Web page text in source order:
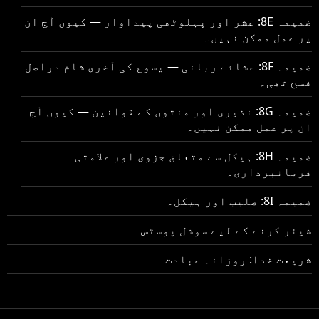
ضمیمہ 8E: عشر اور پہلوٹھی پیداوار — کیوں آج ان
پر عمل ممکن نہیں۔
ضمیمہ 8F: عشائے ربانی — یسوع کی آخری شام دراصل
فسح تھی۔
ضمیمہ 8G: نذیری اور منتوں کے قوانین — کیوں آج
ان پر عمل ممکن نہیں۔
ضمیمہ 8H: ہیکل سے متعلق جزوی اور علامتی
فرمانبرداری۔
ضمیمہ 8I: صلیب اور ہیکل۔
شیئر کرنے کے لیے سوشل پوسٹس
شریعت خدا: روزانہ عبادت